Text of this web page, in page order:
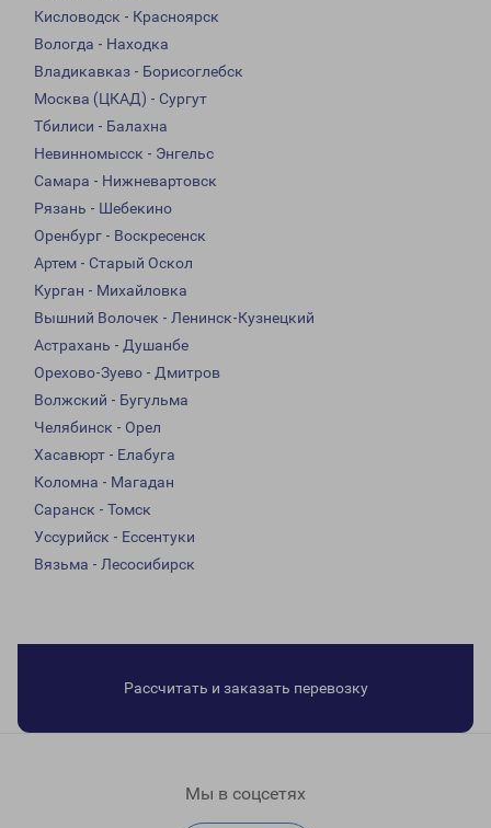
Кисловодск - Красноярск
Вологда - Находка
Владикавказ - Борисоглебск
Москва (ЦКАД) - Сургут
Тбилиси - Балахна
Невинномысск - Энгельс
Самара - Нижневартовск
Рязань - Шебекино
Оренбург - Воскресенск
Артем - Старый Оскол
Курган - Михайловка
Вышний Волочек - Ленинск-Кузнецкий
Астрахань - Душанбе
Орехово-Зуево - Дмитров
Волжский - Бугульма
Челябинск - Орел
Хасавюрт - Елабуга
Коломна - Магадан
Саранск - Томск
Уссурийск - Ессентуки
Вязьма - Лесосибирск
Рассчитать и заказать перевозку
Мы в соцсетях